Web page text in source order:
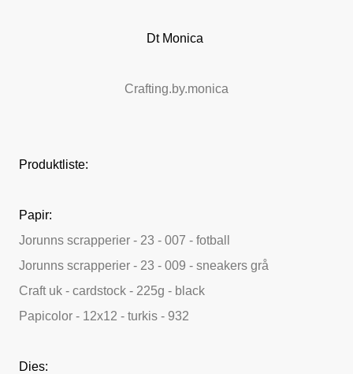
Dt Monica
Crafting.by.monica
Produktliste:
Papir:
Jorunns scrapperier - 23 - 007 - fotball
Jorunns scrapperier - 23 - 009 - sneakers grå
Craft uk - cardstock - 225g - black
Papicolor - 12x12 - turkis - 932
Dies: